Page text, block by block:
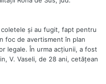
coletele şi au fugit, fapt pentru
foc de avertisment în plan
legale. În urma acţiunii, a fost
V. Vaseli, de 28 ani, cetăţean